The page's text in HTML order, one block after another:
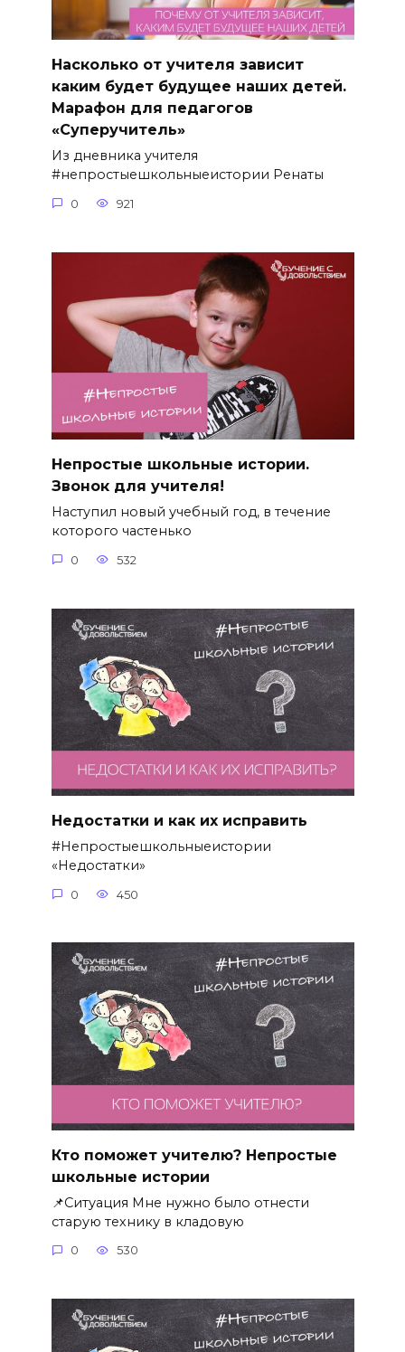
Насколько от учителя зависит
каким будет будущее наших детей.
Марафон для педагогов
«Суперучитель»
Из дневника учителя
#непростыешкольныеистории Ренаты
0 921
Непростые школьные истории.
Звонок для учителя!
Наступил новый учебный год, в течение
которого частенько
0 532
Недостатки и как их исправить
#Непростыешкольныеистории
«Недостатки»
0 450
Кто поможет учителю? Непростые
школьные истории
📌Ситуация Мне нужно было отнести
старую технику в кладовую
0 530